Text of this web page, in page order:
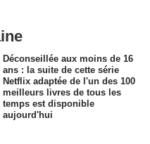
Déconseillée aux moins de 16
ans : la suite de cette série
Netflix adaptée de l'un des 100
meilleurs livres de tous les
temps est disponible
aujourd'hui